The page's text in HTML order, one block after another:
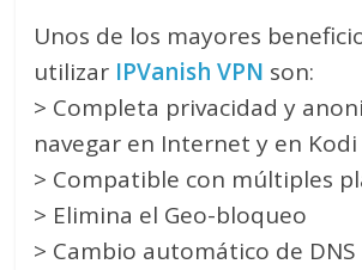
Unos de los mayores
utilizar IPVanish VPN son:
> Completa privacidad y
navegar en Internet y en Kodi
> Compatible con múltiples
> Elimina el Geo-bloqueo
> Cambio automático de DNS